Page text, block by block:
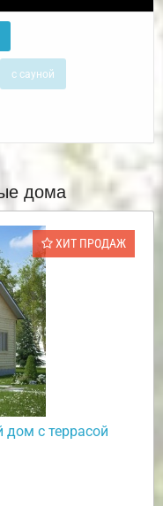
с сауной
дома
ХИТ ПРОДАЖ
с террасой